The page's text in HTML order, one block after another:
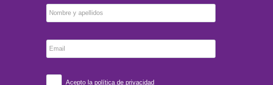
Nombre y apellidos
Email
Acepto la política de privacidad